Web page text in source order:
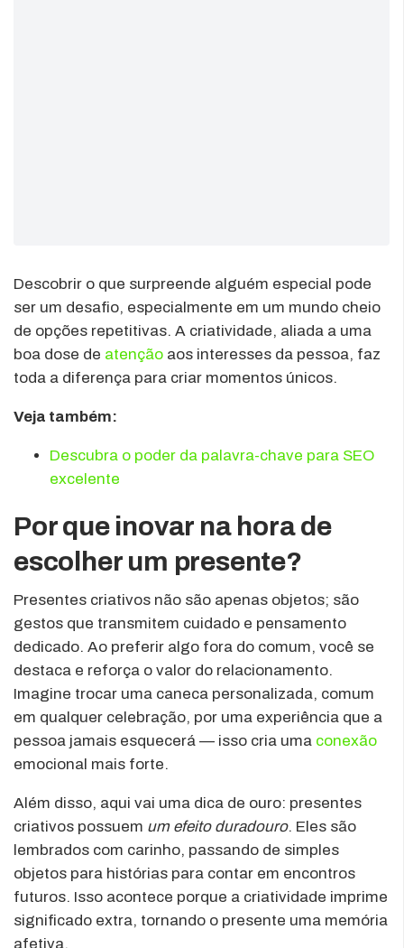
Descobrir o que surpreende alguém especial pode
ser um desafio, especialmente em um mundo cheio
de opções repetitivas. A criatividade, aliada a uma
boa dose de atenção aos interesses da pessoa, faz
toda a diferença para criar momentos únicos.
Veja também:
Descubra o poder da palavra-chave para SEO
excelente
Por que inovar na hora de
escolher um presente?
Presentes criativos não são apenas objetos; são
gestos que transmitem cuidado e pensamento
dedicado. Ao preferir algo fora do comum, você se
destaca e reforça o valor do relacionamento.
Imagine trocar uma caneca personalizada, comum
em qualquer celebração, por uma experiência que a
pessoa jamais esquecerá — isso cria uma conexão
emocional mais forte.
Além disso, aqui vai uma dica de ouro: presentes
criativos possuem um efeito duradouro. Eles são
lembrados com carinho, passando de simples
objetos para histórias para contar em encontros
futuros. Isso acontece porque a criatividade imprime
significado extra, tornando o presente uma memória
afetiva.